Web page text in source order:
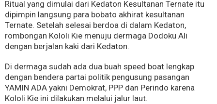
Ritual yang dimulai dari Kedaton Kesultanan Ternate itu
dipimpin langsung para bobato akhirat kesultanan
Ternate. Setelah selesai berdoa di dalam Kedaton,
rombongan Kololi Kie menuju dermaga Dodoku Ali
dengan berjalan kaki dari Kedaton.
Di dermaga sudah ada dua buah speed boat lengkap
dengan bendera partai politik pengusung pasangan
YAMIN ADA yakni Demokrat, PPP dan Perindo karena
Kololi Kie ini dilakukan melalui jalur laut.